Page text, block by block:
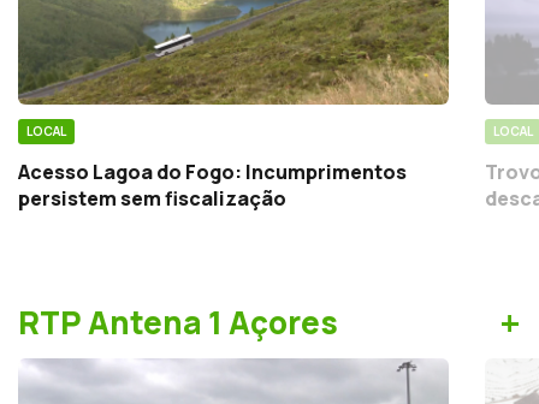
LOCAL
Acesso Lagoa do Fogo: Incumprimentos
persistem sem fiscalização
LOCAL
RTP Antena 1 Açores +